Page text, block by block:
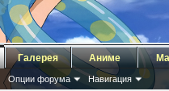
Опции форума Навигация
Галерея Аниме